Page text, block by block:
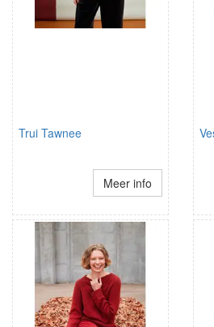
Trui Tawnee
Meer info